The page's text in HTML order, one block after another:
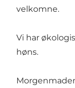
velkomne.
Vi har
høns.